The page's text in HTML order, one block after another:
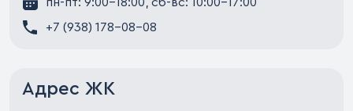
+7 (938) 178-08-08
Адрес ЖК